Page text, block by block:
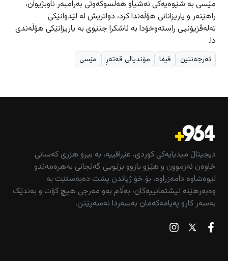
مێسی به‌ شێوه‌یه‌كی نه‌شیاو هه‌ڵسوكه‌وتی به‌رامبه‌ر ناوبژیوان،
راهێنه‌ر و یاریزانانی هۆڵه‌ندا كرد، دواتریش له‌ لێدوانێكی
ته‌له‌ڤزیۆنیی راسته‌وخۆدا به‌ ئاشكرا جنێوی به‌ یاریزانێكی هۆڵه‌ندی
دا.
ئه‌رجه‌نتین فیفا مۆندیالی قه‌ته‌ڕ مێسی
دیجیتاڵ میدیایەکی کوردی، عێراقییە، بە بیرو هزری کەسانی
خاوەن ئەزموون و هێزو بازوو بزێویی گەنجانی بەهرەمەندو
لێوەشاوە دامەزراوە، بۆ خۆ ژیاندن پشت دەبەستێت بە
وەبەرهێنە نیشتمانییەکان، بەڵام بەو مەرجی هیچ کۆت و بەندێک
بەسەر کارو پەیامەکەمان بەسەردا نەسەپێنن.